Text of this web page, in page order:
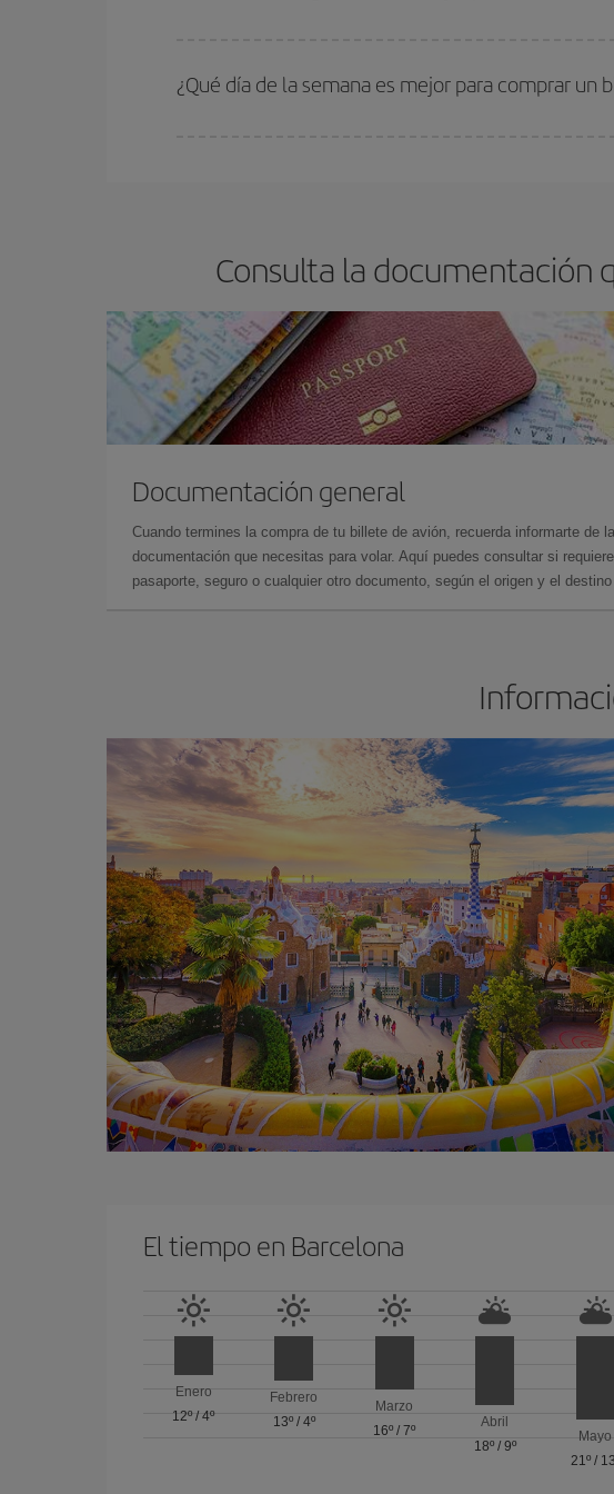
¿Qué día de la semana es mejor para comprar
Consulta la documentación
Documentación general
Cuando termines la compra de tu billete de avión, recuerda informarte de la
documentación que necesitas para volar. Aquí puedes consultar si
pasaporte, seguro o cualquier otro documento, según el origen y el
El tiempo en Barcelona
Enero
12º/4º
Febrero
13º/ 4º
Marzo
16º /7º
Abril
18º/ 9º
Mayo
21º/